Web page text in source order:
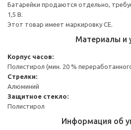
Батарейки продаются отдельно,
1,5 В.
Этот товар имеет маркировку CE.
Материалы и
Корпус часов:
Полистирол (мин. 20 %
Стрелки:
Алюминий
Защитное стекло:
Полистирол
Информация об